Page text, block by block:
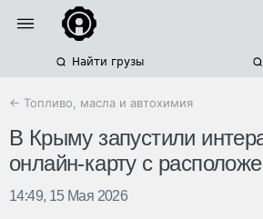
Найти грузы
← Топливо, масла и автохимия
В Крыму запустили
онлайн-карту с
14:49, 15 Мая 2026